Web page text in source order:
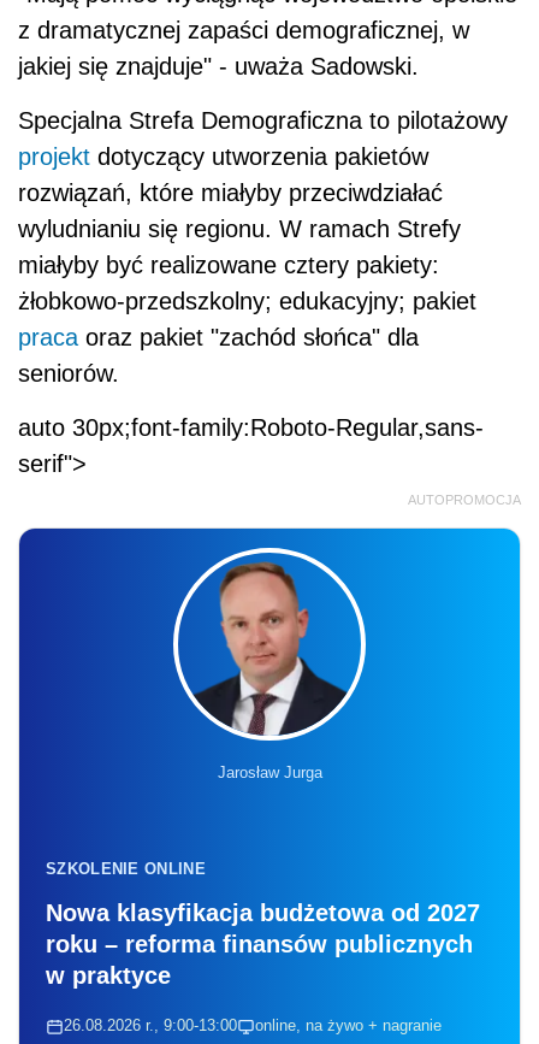
z dramatycznej zapaści demograficznej, w
jakiej się znajduje" - uważa Sadowski.
Specjalna Strefa Demograficzna to pilotażowy
projekt dotyczący utworzenia pakietów
rozwiązań, które miałyby przeciwdziałać
wyludnianiu się regionu. W ramach Strefy
miałyby być realizowane cztery pakiety:
żłobkowo-przedszkolny; edukacyjny; pakiet
pracaoraz pakiet "zachód słońca" dla
seniorów.
auto 30px;font-family:Roboto-Regular,sans-
serif">
AUTOPROMOCJA
Jarosław Jurga
SZKOLENIE ONLINE
Nowa klasyfikacja budżetowa od 2027
roku – reforma finansów publicznych
w praktyce
26.08.2026 r., 9:00-13:00 online, na żywo + nagranie